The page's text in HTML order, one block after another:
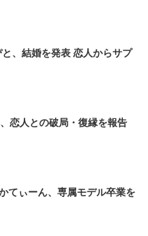
、結婚を発表 恋人からサプ
恋人との破局・復縁を報告
てぃーん、専属モデル卒業を